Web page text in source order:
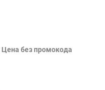
Цена без промокода